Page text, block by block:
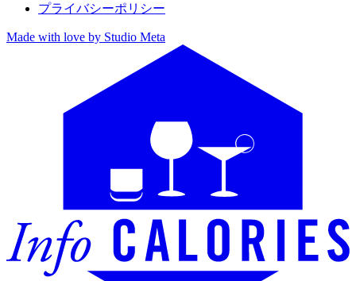
プライバシーポリシー
Made with love by Studio Meta